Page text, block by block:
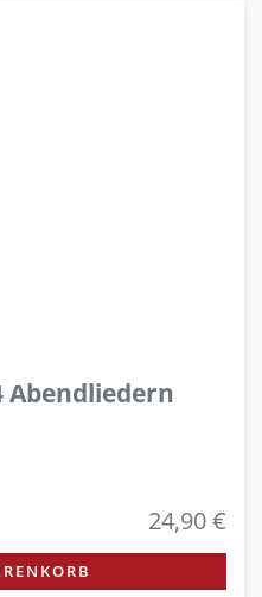
Abendliedern
24,90 €